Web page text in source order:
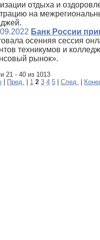
отдыха и
на
Банк России
осенняя сессия
техникумов и
рынок».
21 - 40 из 1013
Пред. 1 2 3 4 5 След.